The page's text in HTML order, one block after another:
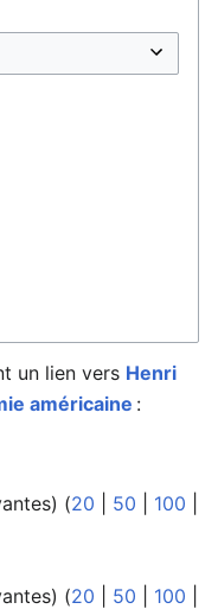
un lien vers Henri
américaine :
) (20 50 100
) (20 50 100